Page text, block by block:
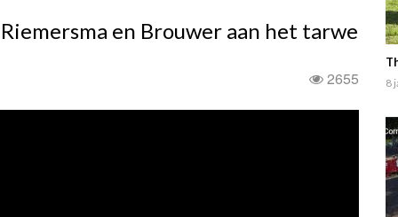
en Brouwer aan het tarwe
2655 8